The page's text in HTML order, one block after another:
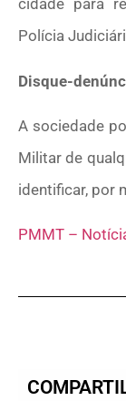
cidade para
Polícia
Disque-
A sociedade
Militar de
identificar, por
PMMT –